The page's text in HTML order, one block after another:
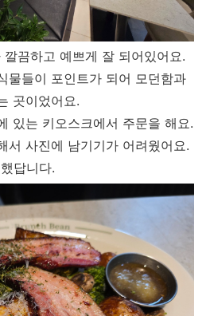
끔하고 예쁘게 잘 되어있어요.
물들이 포인트가 되어 모던함과
곳이었어요.
있는 키오스크에서 주문을 해요.
서 사진에 남기기가 어려웠어요.
답니다.